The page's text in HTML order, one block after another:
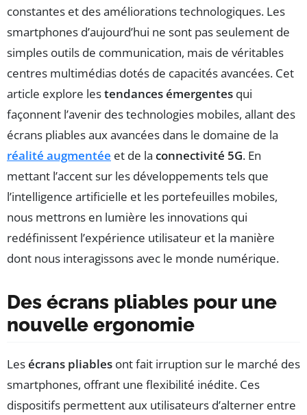
constantes et des améliorations technologiques. Les
smartphones d’aujourd’hui ne sont pas seulement de
simples outils de communication, mais de véritables
centres multimédias dotés de capacités avancées. Cet
article explore lestendances émergentes qui
façonnent l’avenir des technologies mobiles, allant des
écrans pliables aux avancées dans le domaine de la
réalité augmentée et de la connectivité 5G. En
mettant l’accent sur les développements tels que
l’intelligence artificielle et les portefeuilles mobiles,
nous mettrons en lumière les innovations qui
redéfinissent l’expérience utilisateur et la manière
dont nous interagissons avec le monde numérique.
Des écrans pliables pour une
nouvelle ergonomie
Lesécrans pliables ont fait irruption sur le marché des
smartphones, offrant une flexibilité inédite. Ces
dispositifs permettent aux utilisateurs d’alterner entre